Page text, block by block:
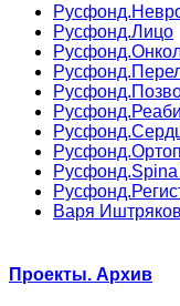
Русфонд.Лицо
Варя
Проекты. Архив